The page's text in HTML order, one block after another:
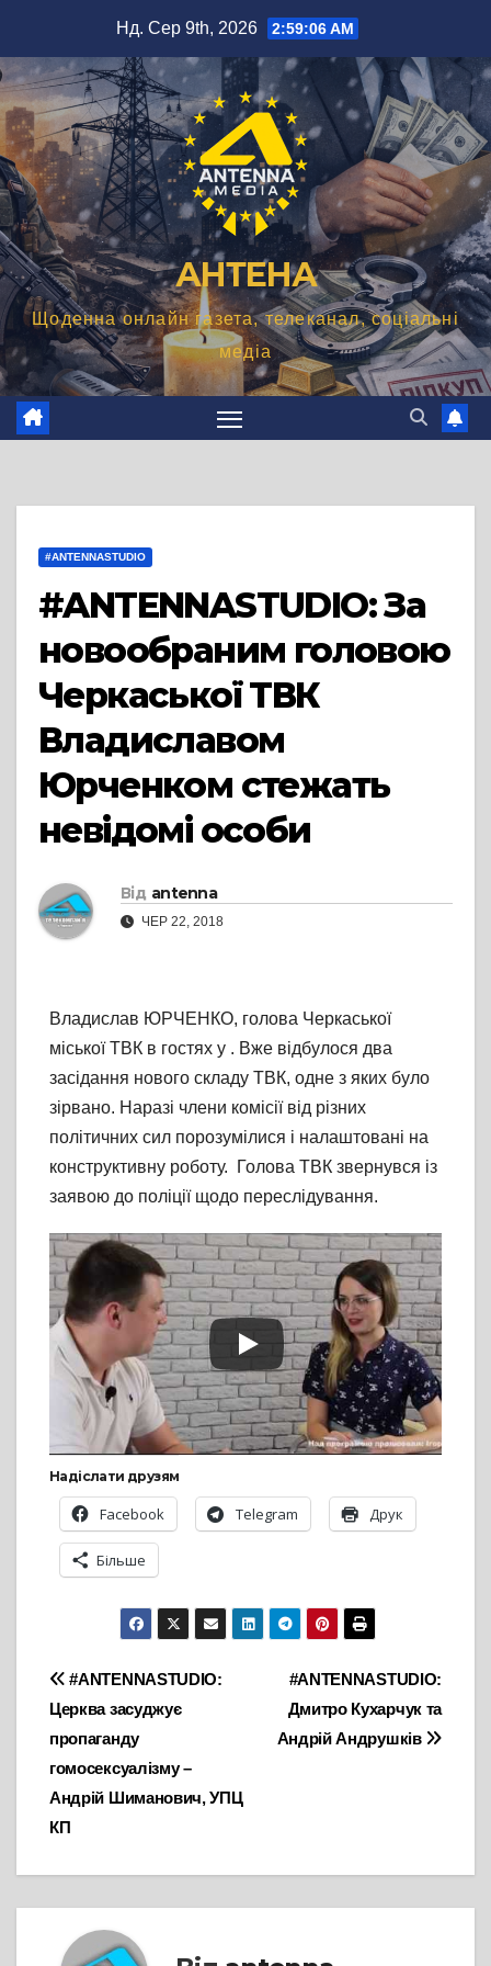
вмісту
Нд. Сер 9th, 2026 2:59:07 AM
АНТЕНА
Щоденна онлайн газета, телеканал, соціальні
медіа
#ANTENNASTUDIO
#ANTENNASTUDIO: За
новообраним головою
Черкаської ТВК
Владиславом
Юрченком стежать
невідомі особи
Від antenna
ЧЕР 22, 2018
Владислав ЮРЧЕНКО, голова Черкаської
міської ТВК в гостях у . Вже відбулося два
засідання нового складу ТВК, одне з яких було
зірвано. Наразі члени комісії від різних
політичних сил порозумілися і налаштовані на
конструктивну роботу. Голова ТВК звернувся із
заявою до поліції щодо переслідування.
Надіслати друзям
Facebook Telegram Друк
Більше
Навігація
записів
#ANTENNASTUDIO:
Дмитро Кухарчук та
Андрій Андрушків
#ANTENNASTUDIO:
Церква засуджує
пропаганду
гомосексуалізму –
Андрій Шиманович, УПЦ
КП